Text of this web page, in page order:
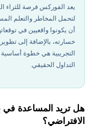
يعد الفوركس فرصة للثراء
لتحمل المخاطر والتعلم
أن يكونوا واقعيين في
خسارته، بالإضافة إلى
التجريبية هي خطوة أساسية
التداول الحقيقي.
هل تريد المساعدة في
الافتراضي؟